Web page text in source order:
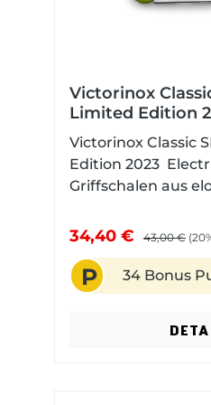
Victorinox
Limited Edition
Yellow
Victorinox Classic
Edition 2023
Griffschalen aus
Die Alox Limited
Pro erhältlich. Das
Funktionen: Kleine Klinge Schere
34,40 € 43,00 €
P 34 Bonus